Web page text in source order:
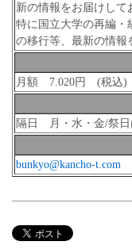
新の情報をお届けして
特に国立大学の再編・
の移行等、最新の情報
月額 7.020円 (税込)
隔日 月・水・金/祭日
bunkyo@kancho-t.com